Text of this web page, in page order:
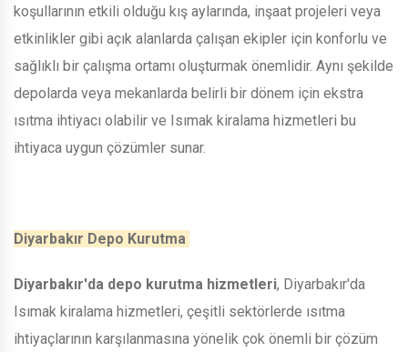
koşullarının etkili olduğu kış aylarında, inşaat projeleri veya
etkinlikler gibi açık alanlarda çalışan ekipler için konforlu ve
sağlıklı bir çalışma ortamı oluşturmak önemlidir. Aynı şekilde
depolarda veya mekanlarda belirli bir dönem için ekstra
ısıtma ihtiyacı olabilir ve Isımak kiralama hizmetleri bu
ihtiyaca uygun çözümler sunar.
Diyarbakır Depo Kurutma
Diyarbakır'da depo kurutma hizmetleri, Diyarbakır'da
Isımak kiralama hizmetleri, çeşitli sektörlerde ısıtma
ihtiyaçlarının karşılanmasına yönelik çok önemli bir çözüm